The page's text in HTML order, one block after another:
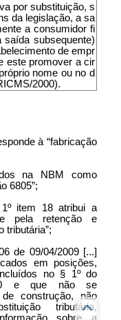
por substituição, s
da legislação, a sa
a consumidor fi
saída subsequente)
de empr
este promover a cir
nome ou no d
2000).
à “fabricação
na NBM como
6805”;
item 18 atribui a
pela retenção e
tributária”;
de 09/04/2009 [...]
em posições,
no § 1º do
e que não se
construção, não
tributária,